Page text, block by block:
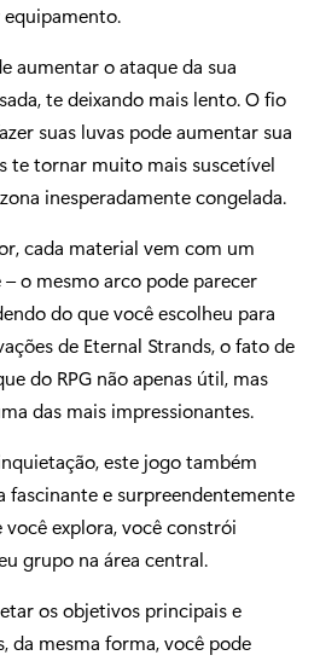
aumentar o ataque da sua
te deixando mais lento. O fio
suas luvas pode aumentar sua
te tornar muito mais suscetível
inesperadamente congelada.
cada material vem com um
o mesmo arco pode parecer
do que você escolheu para
de Eternal Strands, o fato de
do RPG não apenas útil, mas
das mais impressionantes.
este jogo também
fascinante e surpreendentemente
você explora, você constrói
grupo na área central.
os objetivos principais e
da mesma forma, você pode